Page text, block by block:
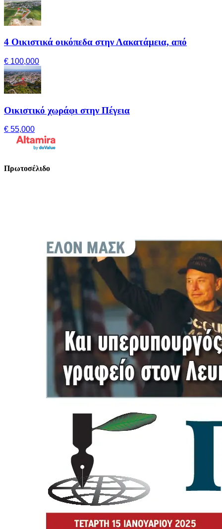
4 Οικιστικά οικόπεδα στην Λακατάμεια, από
€ 100,000
Οικιστικό χωράφι στην Πέγεια
€ 55,000
Πρωτοσέλιδο